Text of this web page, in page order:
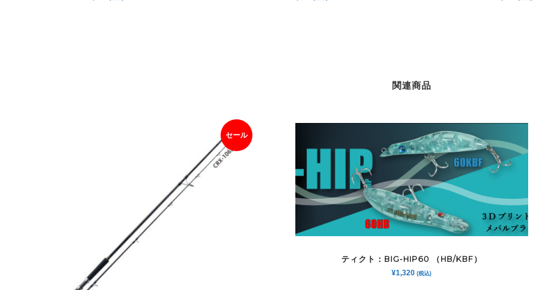
関連商品
セール
ティクト：BIG-HIP60 （HB/KBF）
¥1,320 (税込)